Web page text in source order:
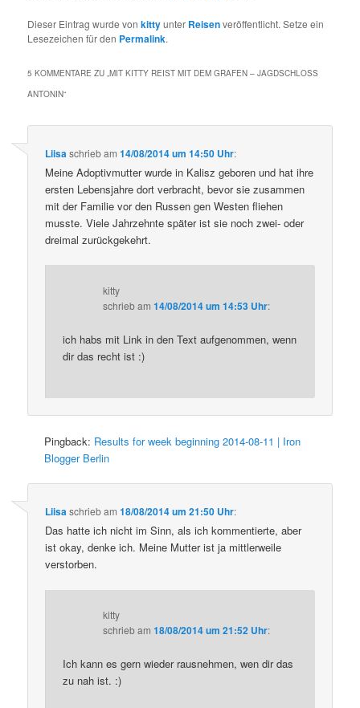
Dieser Eintrag wurde vonkittyunter Reisenveröffentlicht. Setze ein
Lesezeichen für den Permalink.
5 KOMMENTARE ZU „MIT KITTY REIST MIT DEM GRAFEN – JAGDSCHLOSS A
NTONIN “
Liisaschriebam14/08/2014 um 14:50 Uhr:
Meine Adoptivmutter wurde in Kalisz geboren und hat ihre
ersten Lebensjahre dort verbracht, bevor sie zusammen
mit der Familie vor den Russen gen Westen fliehen
musste. Viele Jahrzehnte später ist sie noch zwei- oder
dreimal zurückgekehrt.
kitty
schriebam14/08/2014 um 14:53 Uhr:
ich habs mit Link in den Text aufgenommen, wenn
dir das recht ist :)
Pingback: Results for week beginning 2014-08-11 | Iron
Blogger Berlin
Liisaschriebam18/08/2014 um 21:50 Uhr:
Das hatte ich nicht im Sinn, als ich kommentierte, aber
ist okay, denke ich. Meine Mutter ist ja mittlerweile
verstorben.
kitty
schriebam18/08/2014 um 21:52 Uhr:
Ich kann es gern wieder rausnehmen, wen dir das
zu nah ist. :)